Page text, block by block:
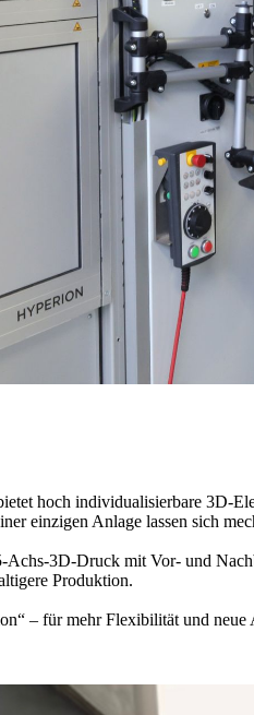
hoch individualisierbare 3D-
einzigen Anlage lassen sich
3D-Druck mit Vor- und
Produktion.
– für mehr Flexibilität und